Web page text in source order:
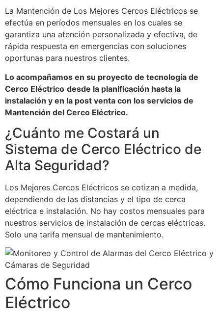
La Mantención de Los Mejores Cercos Eléctricos se
efectúa en períodos mensuales en los cuales se
garantiza una atención personalizada y efectiva, de
rápida respuesta en emergencias con soluciones
oportunas para nuestros clientes.
Lo acompañamos en su proyecto de tecnología de
Cerco Eléctrico desde la planificación hasta la
instalación y en la post venta con los servicios de
Mantención del Cerco Eléctrico.
¿Cuánto me Costará un
Sistema de Cerco Eléctrico de
Alta Seguridad?
Los Mejores Cercos Eléctricos se cotizan a medida,
dependiendo de las distancias y el tipo de cerca
eléctrica e instalación. No hay costos mensuales para
nuestros servicios de instalación de cercas eléctricas.
Solo una tarifa mensual de mantenimiento.
Cómo Funciona un Cerco
Eléctrico